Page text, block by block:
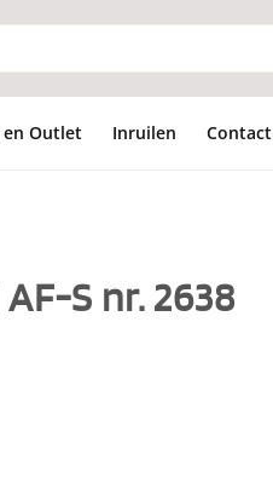
en Outlet Inruilen Contact
S nr. 2638